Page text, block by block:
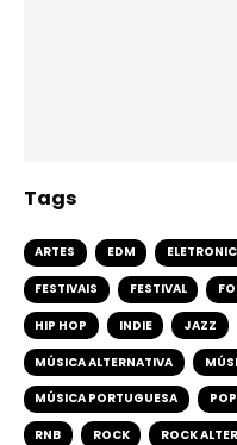
Tags
ARTES EDM
FESTIVAIS FESTIVAL
HIP HOP INDIE JAZZ
MÚSICA ALTERNATIVA
MÚSICA PORTUGUESA POP
RNB ROCK ROCK